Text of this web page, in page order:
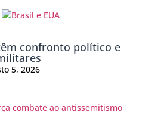
confronto político e
5, 2026